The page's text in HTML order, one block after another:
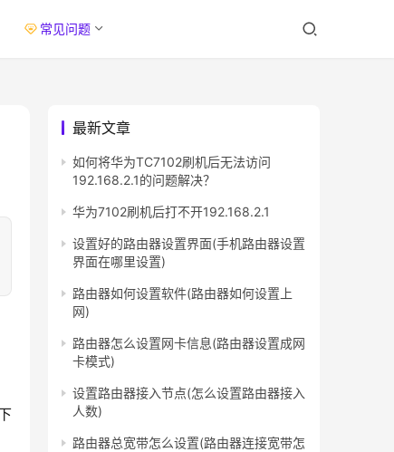
常见问题
最新文章
如何将华为TC7102刷机后无法访问
192.168.2.1的问题解决？
华为7102刷机后打不开192.168.2.1
设置好的路由器设置界面(手机路由器设置
界面在哪里设置)
路由器如何设置软件(路由器如何设置上
网)
路由器怎么设置网卡信息(路由器设置成网
卡模式)
设置路由器接入节点(怎么设置路由器接入
人数)
路由器总宽带怎么设置(路由器连接宽带怎